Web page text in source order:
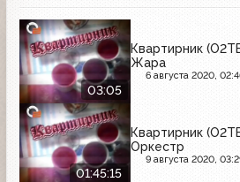
03:05
Квартирник
Жара
6 августа 2020,
01:45:15
Квартирник
Оркестр
9 августа 2020,